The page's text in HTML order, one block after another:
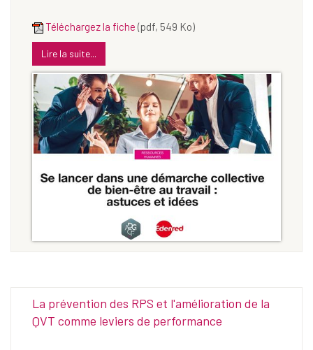
Téléchargez la fiche (pdf, 549 Ko)
Lire la suite...
La prévention des RPS et l'amélioration de la
QVT comme leviers de performance